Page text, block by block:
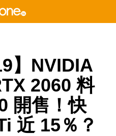
】NVIDIA
2060 料
開售！快
近 15％？